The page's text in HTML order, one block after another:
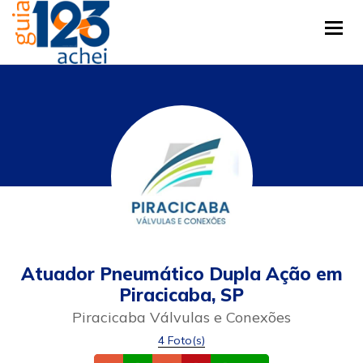
Atuador Pneumático Dupla Ação em
Piracicaba, SP
Piracicaba Válvulas e Conexões
4 Foto(s)